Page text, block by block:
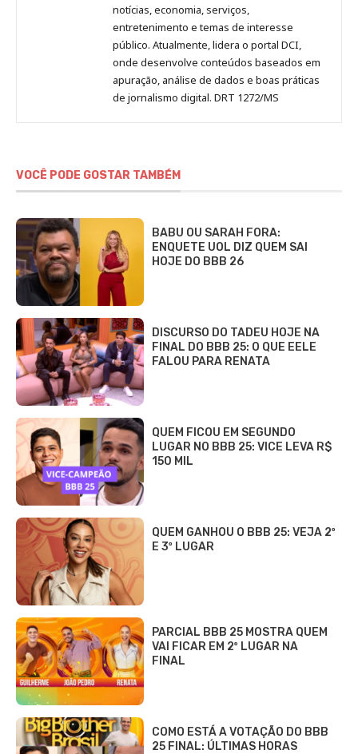
notícias, economia, serviços,
entretenimento e temas de interesse
público. Atualmente, lidera o portal DCI,
onde desenvolve conteúdos baseados em
apuração, análise de dados e boas práticas
de jornalismo digital. DRT 1272/MS
VOCÊ PODE GOSTAR TAMBÉM
BABU OU SARAH FORA:
ENQUETE UOL DIZ QUEM SAI
HOJE DO BBB 26
DISCURSO DO TADEU HOJE NA
FINAL DO BBB 25: O QUE EELE
FALOU PARA RENATA
QUEM FICOU EM SEGUNDO
LUGAR NO BBB 25: VICE LEVA R$
150 MIL
QUEM GANHOU O BBB 25: VEJA 2º
E 3º LUGAR
PARCIAL BBB 25 MOSTRA QUEM
VAI FICAR EM 2º LUGAR NA
FINAL
COMO ESTÁ A VOTAÇÃO DO BBB
25 FINAL: ÚLTIMAS HORAS